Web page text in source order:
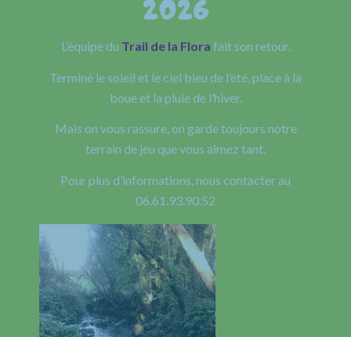
2026
L’équipe du Trail de la Flora fait son retour.
Terminé le soleil et le ciel bleu de l’été, place à la
boue et la pluie de l’hiver.
Mais on vous rassure, on garde toujours notre
terrain de jeu que vous aimez tant.
Pour plus d’informations, nous contacter au
06.61.93.90.52